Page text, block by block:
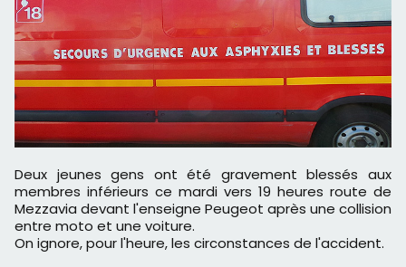
Deux jeunes gens ont été gravement blessés aux
membres inférieurs ce mardi vers 19 heures route de
Mezzavia devant l'enseigne Peugeot après une collision
entre moto et une voiture.
On ignore, pour l'heure, les circonstances de l'accident.